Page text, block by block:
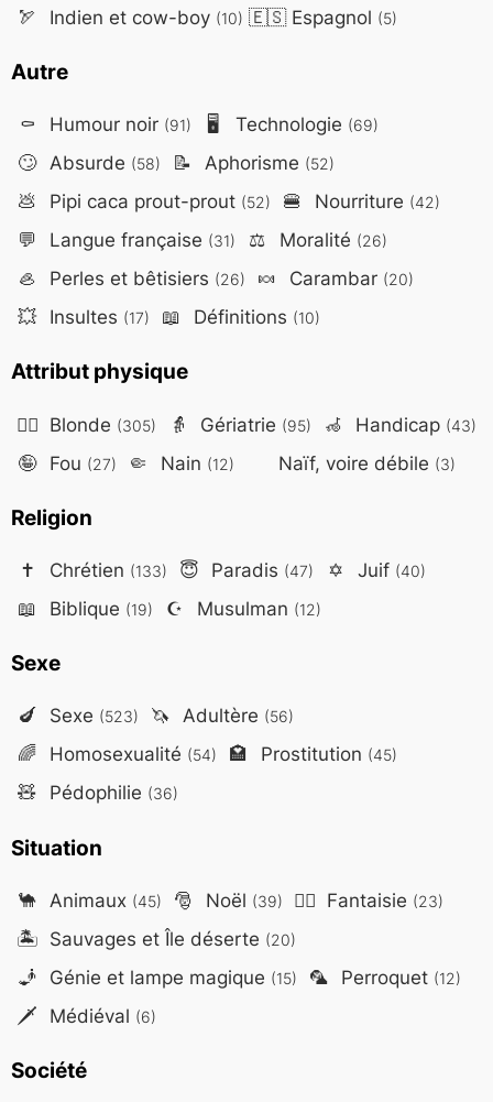
🏹 Indien et cow-boy (10) 🇪🇸Espagnol (5)
Autre
⚰️ Humour noir (91) 🖥️ Technologie (69)
🙄 Absurde (58) 📝 Aphorisme (52)
💩 Pipi caca prout-prout (52) 🍔 Nourriture (42)
💬 Langue française (31) ⚖️ Moralité (26)
🦪 Perles et bêtisiers (26) 🍬 Carambar (20)
💥 Insultes (17) 📖 Définitions (10)
Attribut physique
👱‍♀️ Blonde (305) 👵 Gériatrie (95) 🦽 Handicap (43)
🤪 Fou (27) 🤏 Nain (12) Naïf, voire débile (3)
Religion
✝️ Chrétien (133) 😇 Paradis (47) ✡️ Juif (40)
📖 Biblique (19) ☪️ Musulman (12)
Sexe
🍆 Sexe (523) 🦄 Adultère (56)
🌈 Homosexualité (54) 🏩 Prostitution (45)
🧸 Pédophilie (36)
Situation
🐪 Animaux (45) 🎅 Noël (39) 🧙‍♂️ Fantaisie (23)
🏝️ Sauvages et Île déserte (20)
🧞 Génie et lampe magique (15) 🦜 Perroquet (12)
🗡️ Médiéval (6)
Société